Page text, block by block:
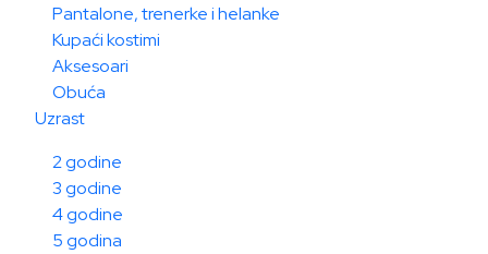
Pantalone, trenerke i helanke
Kupaći kostimi
Aksesoari
Obuća
Uzrast
2 godine
3 godine
4 godine
5 godina